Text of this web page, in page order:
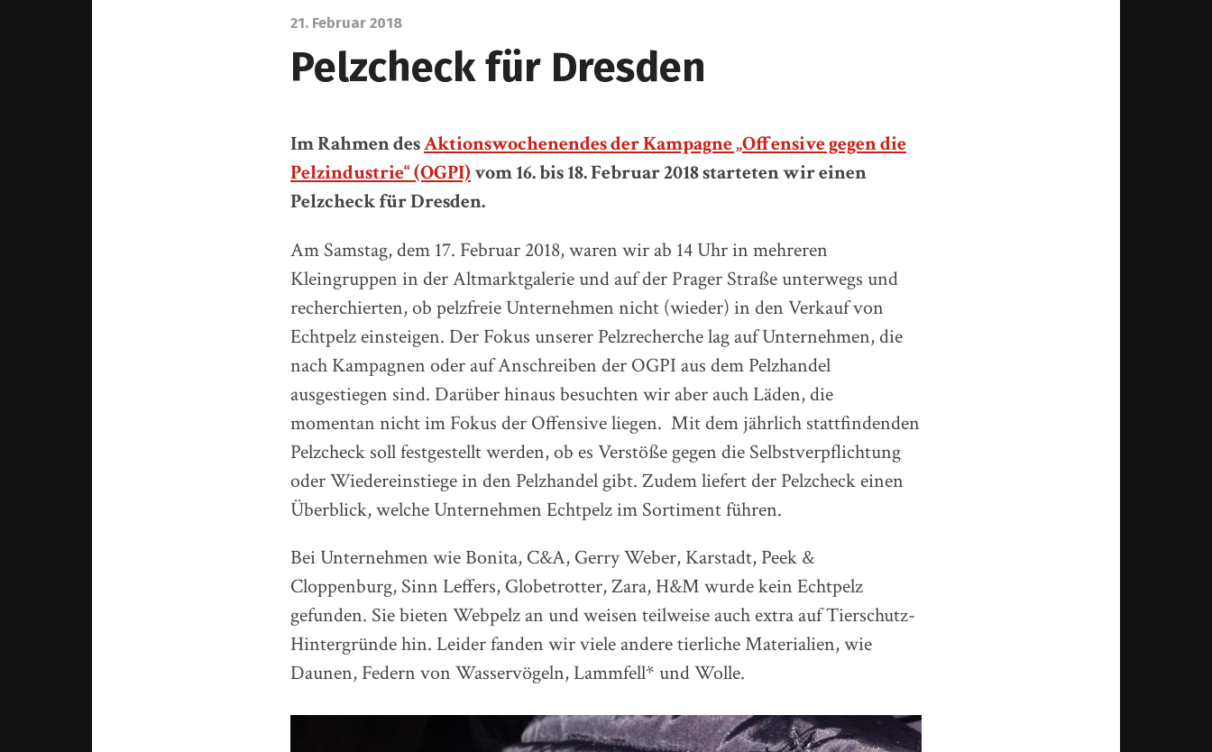
21. Februar 2018
Pelzcheck für Dresden
Im Rahmen desAktionswochenendes der Kampagne „Offensive gegen die
Pelzindustrie“ (OGPI)vom 16. bis 18. Februar 2018 starteten wir einen
Pelzcheck für Dresden.
Am Samstag, dem 17. Februar 2018, waren wir ab 14 Uhr in mehreren
Kleingruppen in der Altmarktgalerie und auf der Prager Straße unterwegs und
recherchierten, ob pelzfreie Unternehmen nicht (wieder) in den Verkauf von
Echtpelz einsteigen. Der Fokus unserer Pelzrecherche lag auf Unternehmen, die
nach Kampagnen oder auf Anschreiben der OGPI aus dem Pelzhandel
ausgestiegen sind. Darüber hinaus besuchten wir aber auch Läden, die
momentan nicht im Fokus der Offensive liegen. Mit dem jährlich stattfindenden
Pelzcheck soll festgestellt werden, ob es Verstöße gegen die Selbstverpflichtung
oder Wiedereinstiege in den Pelzhandel gibt. Zudem liefert der Pelzcheck einen
Überblick, welche Unternehmen Echtpelz im Sortiment führen.
Bei Unternehmen wie Bonita, C&A, Gerry Weber, Karstadt, Peek &
Cloppenburg, Sinn Leffers, Globetrotter, Zara, H&M wurde kein Echtpelz
gefunden. Sie bieten Webpelz an und weisen teilweise auch extra auf Tierschutz-
Hintergründe hin. Leider fanden wir viele andere tierliche Materialien, wie
Daunen, Federn von Wasservögeln, Lammfell* und Wolle.